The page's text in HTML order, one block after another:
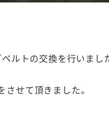
ルトの交換を行いまし
せて頂きました。